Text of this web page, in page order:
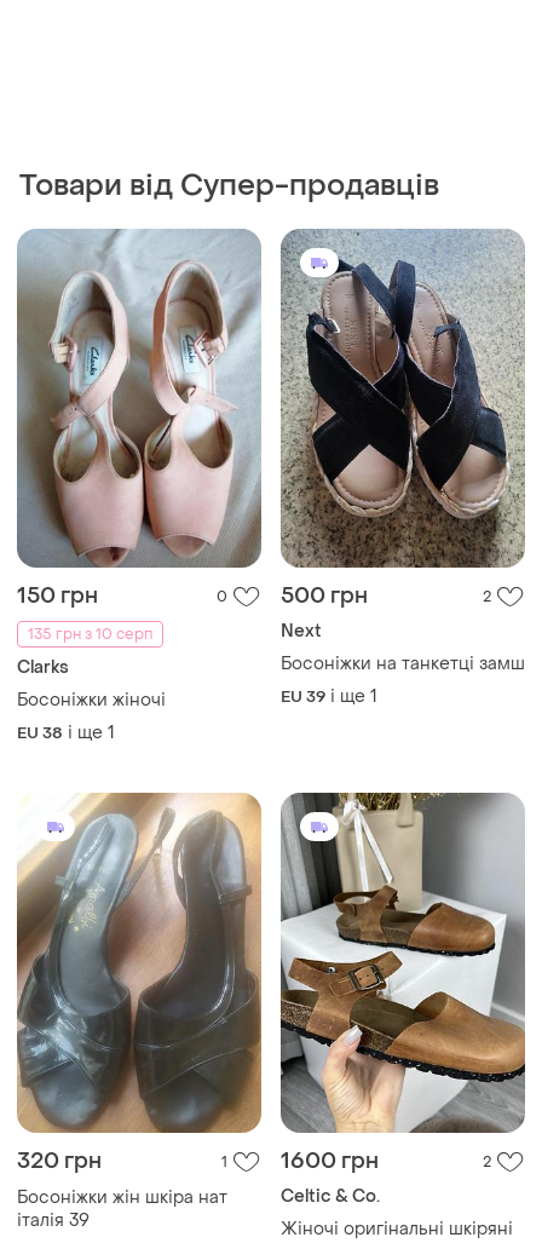
150 грн
0
135 грн з 10 серп
Clarks
Босоніжки жіночі
EU 38 і ще
500 грн 2
Next
Босоніжки на танкетці замш
EU 39 і ще 1
320 грн
Босоніжки жін шкіра нат
італія 39
EU 39
1600 грн 2
Celtic & Co.
Жіночі оригінальні шкіряні
босоніжки celtic &co
EU 40